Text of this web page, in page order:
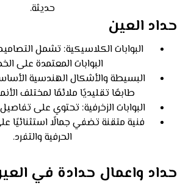
حديثة.
حداد العين
البوابات الكلاسيكية: تشمل
البوابات المعتمدة على
البسيطة والأشكال الهندسية
طابعًا تقليديًا ملائمًا لمختلف
البوابات الزخرفية: تحتوي على
فنية متقنة تضفي جمالًا استثنائيًا
الحرفية والتفرد.
حداد واعمال حدادة في